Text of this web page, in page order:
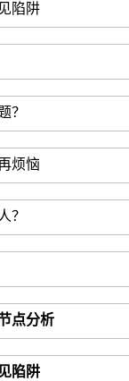
陷阱
？
烦恼
？
点分析
陷阱